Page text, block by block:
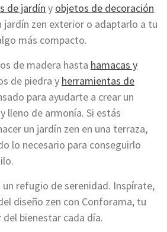
de jardín y objetos de decoración
jardín zen exterior o adaptarlo a tu
más compacto.
de madera hasta hamacas y
de piedra y herramientas de
para ayudarte a crear un
lleno de armonía. Si estás
un jardín zen en una terraza,
lo necesario para conseguirlo
un refugio de serenidad. Inspírate,
diseño zen con Conforama, tu
bienestar cada día.